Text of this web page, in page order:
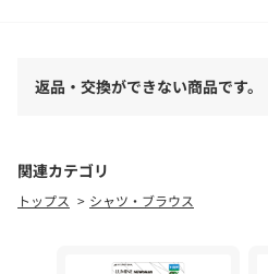
ます。
さらりとしたドライタッチのリネン
麻のようなスラブ感があり、軽やか
います。
返品・交換ができない商品です。
関連カテゴリ
トップス シャツ・ブラウス